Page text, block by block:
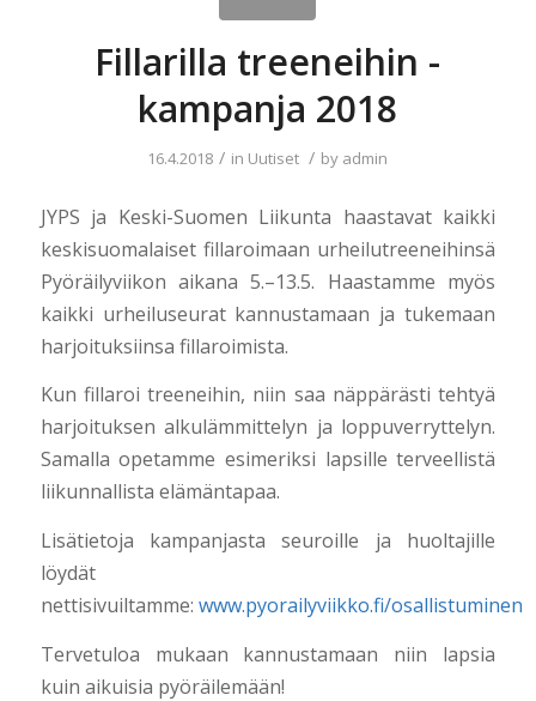
Fillarilla treeneihin -
kampanja 2018
16.4.2018 / in Uutiset / by admin
JYPS ja Keski-Suomen Liikunta haastavat kaikki
keskisuomalaiset fillaroimaan urheilutreeneihinsä
Pyöräilyviikon aikana 5.–13.5. Haastamme myös
kaikki urheiluseurat kannustamaan ja tukemaan
harjoituksiinsa fillaroimista.
Kun fillaroi treeneihin, niin saa näppärästi tehtyä
harjoituksen alkulämmittelyn ja loppuverryttelyn.
Samalla opetamme esimeriksi lapsille terveellistä
liikunnallista elämäntapaa.
Lisätietoja kampanjasta seuroille ja huoltajille
löydät
nettisivuiltamme: www.pyorailyviikko.fi/osallistuminen
Tervetuloa mukaan kannustamaan niin lapsia
kuin aikuisia pyöräilemään!